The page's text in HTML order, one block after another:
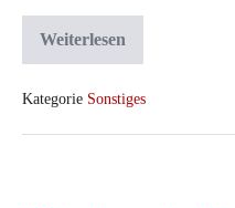
Weiterlesen
Dank
zahlreicher
Neuer
für
Kategorie Sonstiges